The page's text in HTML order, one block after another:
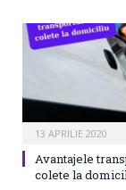
13 APRILIE 2020
Avantajele
colete la